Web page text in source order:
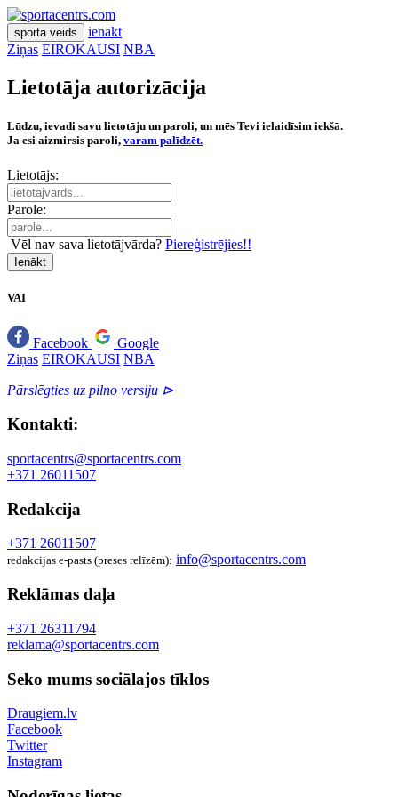
sporta veids
ienākt
Ziņas EIROKAUSI NBA
Lietotāja autorizācija
Lūdzu, ievadi savu lietotāju un paroli, un mēs Tevi ielaidīsim iekšā.
Ja esi aizmirsis paroli, varam palīdzēt.
Lietotājs:
Parole:
Vēl nav sava lietotājvārda? Piereģistrējies!!
Ienākt
VAI
Facebook
Google
Ziņas EIROKAUSI NBA
Pārslēgties uz pilno versiju ⊳
Kontakti:
sportacentrs@sportacentrs.com
+371 26011507
Redakcija
+371 26011507
redakcijas e-pasts (preses relīzēm): info@sportacentrs.com
Reklāmas daļa
+371 26311794
reklama@sportacentrs.com
Seko mums sociālajos tīklos
Draugiem.lv
Facebook
Twitter
Instagram